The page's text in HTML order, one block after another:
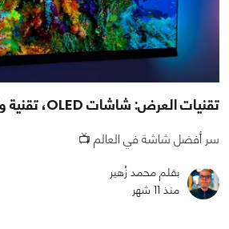
تقنيات العرض: شاشات OLED، تقنية واحدة تحكمهم جميعًا
سر أفضل شاشة في العالم 📺
بقلم محمد زُهير
منذ 11 شهر